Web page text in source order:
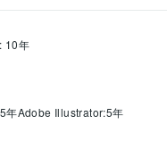
10年
年Adobe Illustrator:5年